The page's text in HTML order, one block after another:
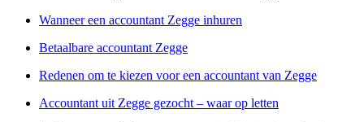
Wanneer een accountant Zegge inhuren
Betaalbare accountant Zegge
Redenen om te kiezen voor een accountant van Zegge
Accountant uit Zegge gezocht – waar op letten